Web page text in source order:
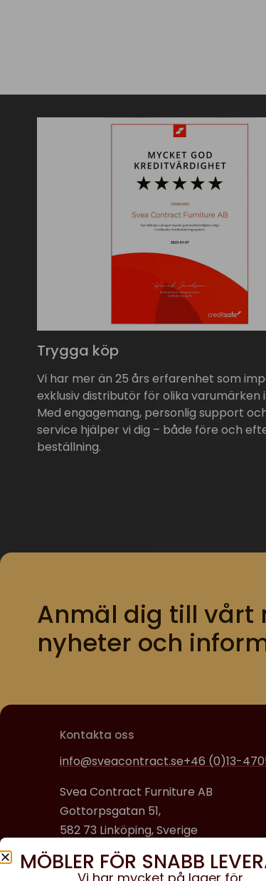
Trygga köp
Vi har mer än 25 års erfarenhet som
exklusiv distributör för olika varumärken i
Med engagemang, personlig support
service hjälper vi dig – både före och
beställning.
Anmäl dig till vårt
nyheter och
Kontakta oss
info@sveacontract.se+46 (0)13-
Svea Contract Furniture AB
Gottorpsgatan 51,
582 73 Linköping, Sverige
Organisationsnummer:
MÖBLER FÖR SNABB